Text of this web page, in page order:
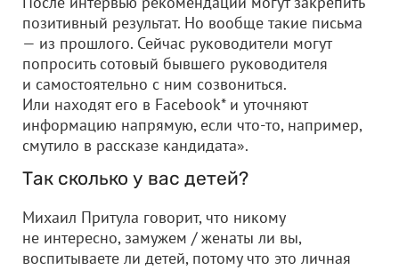
позитивный результат. Но вообще такие письма
— из прошлого. Сейчас руководители могут
попросить сотовый бывшего руководителя
и самостоятельно с ним созвониться.
Или находят его в Facebook* и уточняют
информацию напрямую, если что-то, например,
смутило в рассказе кандидата».
Так сколько у вас детей?
Михаил Притула говорит, что никому
не интересно, замужем / женаты ли вы,
воспитываете ли детей, потому что это личная